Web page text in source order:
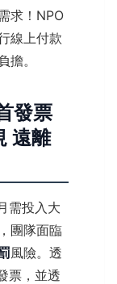
求！NPO
線上付款
擔。
發票
遠離
需投入大
團隊面臨
風險。透
票，並透